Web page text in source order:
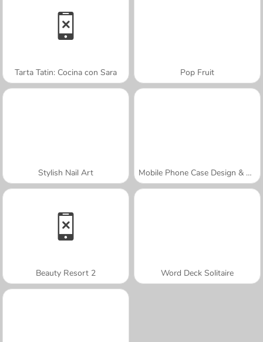
Tarta Tatin: Cocina con Sara Pop Fruit
Stylish Nail Art Mobile Phone Case Design & DIY
Beauty Resort 2 Word Deck Solitaire